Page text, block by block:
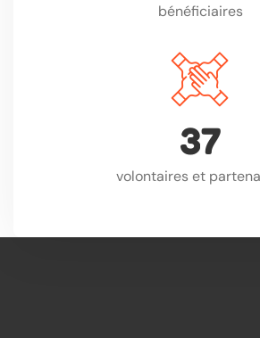
bénéficiaires
37
volontaires et